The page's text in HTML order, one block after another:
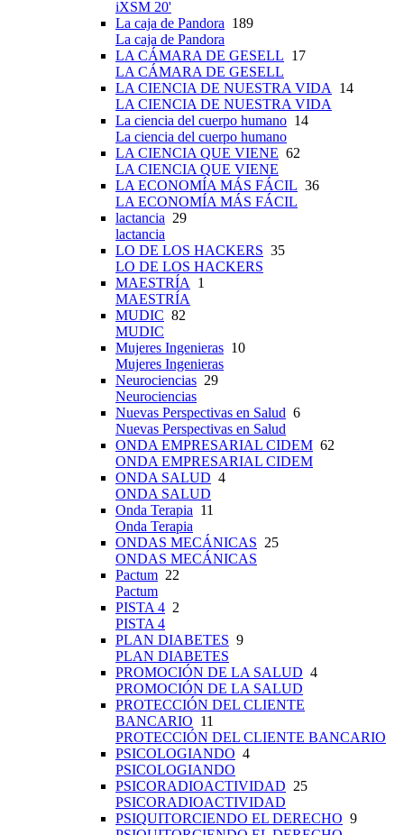
iXSM 20'
La caja de Pandora 189
La caja de Pandora
LA CÁMARA DE GESELL 17
LA CÁMARA DE GESELL
LA CIENCIA DE NUESTRA VIDA
14
LA CIENCIA DE NUESTRA VIDA
La ciencia del cuerpo humano 14
La ciencia del cuerpo humano
LA CIENCIA QUE VIENE 62
LA CIENCIA QUE VIENE
LA ECONOMÍA MÁS FÁCIL 36
LA ECONOMÍA MÁS FÁCIL
lactancia 29
lactancia
LO DE LOS HACKERS 35
LO DE LOS HACKERS
MAESTRÍA
1
MAESTRÍA
MUDIC 82
MUDIC
Mujeres Ingenieras 10
Mujeres Ingenieras
Neurociencias 29
Neurociencias
Nuevas Perspectivas en Salud 6
Nuevas Perspectivas en Salud
ONDA EMPRESARIAL CIDEM 62
ONDA EMPRESARIAL CIDEM
ONDA SALUD 4
ONDA SALUD
Onda Terapia 11
Onda Terapia
ONDAS MECÁNICAS 25
ONDAS MECÁNICAS
Pactum 22
Pactum
PISTA 4 2
PISTA 4
PLAN DIABETES 9
PLAN DIABETES
PROMOCIÓN DE LA SALUD 4
PROMOCIÓN DE LA SALUD
PROTECCIÓN DEL CLIENTE
BANCARIO 11
PROTECCIÓN DEL CLIENTE BANCARIO
PSICOLOGIANDO 4
PSICOLOGIANDO
PSICORADIOACTIVIDAD 25
PSICORADIOACTIVIDAD
PSIQUITORCIENDO EL DERECHO 9